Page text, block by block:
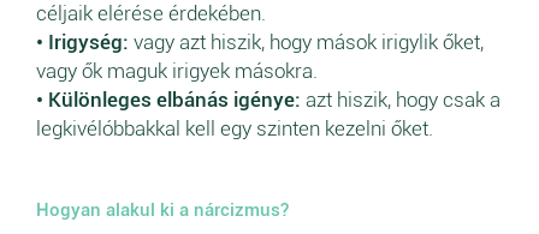
céljaik elérése érdekében.
• Irigység: vagy azt hiszik, hogy mások irigylik őket,
vagy ők maguk irigyek másokra.
• Különleges elbánás igénye: azt hiszik, hogy csak a
legkivélóbbakkal kell egy szinten kezelni őket.
Hogyan alakul ki a nárcizmus?